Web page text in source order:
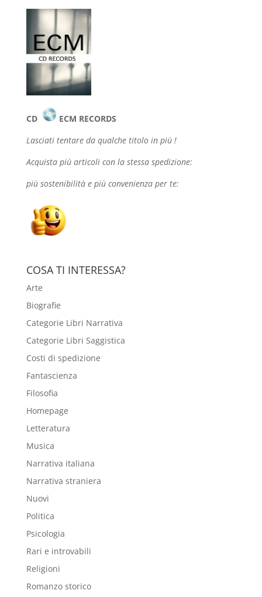
CD
ECM RECORDS
Lasciati tentare da qualche titolo in più !
Acquista più articoli con la stessa spedizione:
più sostenibilità e più convenienza per te:
COSA TI INTERESSA?
Arte
Biografie
Categorie Libri Narrativa
Categorie Libri Saggistica
Costi di spedizione
Fantascienza
Filosofia
Homepage
Letteratura
Musica
Narrativa italiana
Narrativa straniera
Nuovi
Politica
Psicologia
Rari e introvabili
Religioni
Romanzo storico